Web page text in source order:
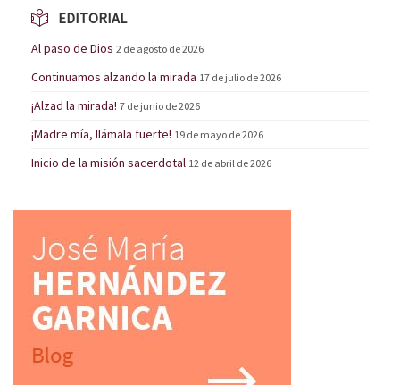
EDITORIAL
Al paso de Dios 2 de agosto de 2026
Continuamos alzando la mirada 17 de julio de 2026
¡Alzad la mirada! 7 de junio de 2026
¡Madre mía, llámala fuerte! 19 de mayo de 2026
Inicio de la misión sacerdotal 12 de abril de 2026